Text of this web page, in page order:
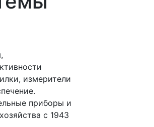
измерители
приборы и
с 1943